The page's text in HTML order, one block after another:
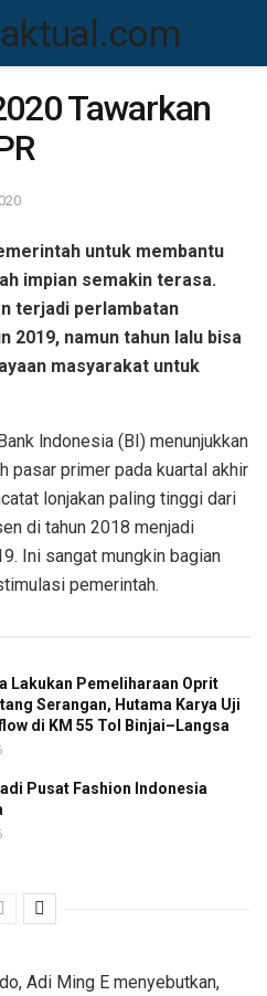
Tawarkan
untuk membantu
impian semakin terasa.
terjadi perlambatan
2019, namun tahun lalu bisa
masyarakat untuk
lndonesia (BI) menunjukkan
pasar primer pada kuartal akhir
lonjakan paling tinggi dari
di tahun 2018 menjadi
Ini sangat mungkin bagian
pemerintah.
Lakukan Pemeliharaan Oprit
Serangan, Hutama Karya Uji
di KM 55 Tol Binjai–Langsa
Pusat Fashion Indonesia
Adi Ming E menyebutkan,